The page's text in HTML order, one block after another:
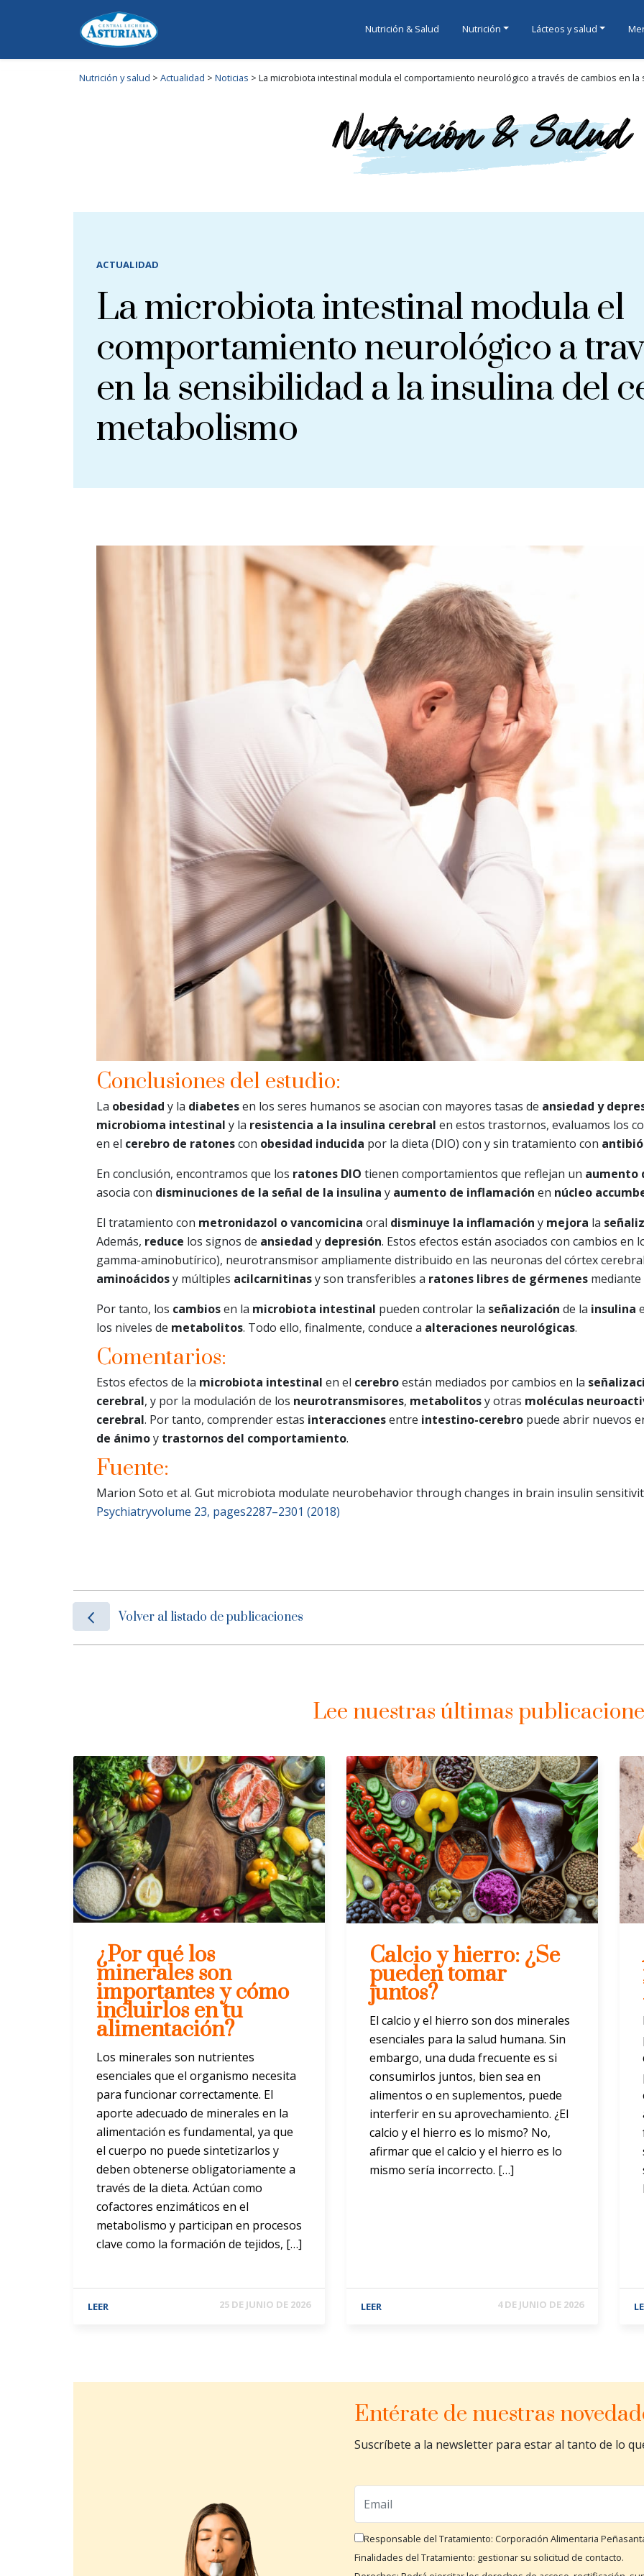
Nutrición & Salud Nutrición Lácteos y salud
Nutrición y salud > Actualidad > Noticias > La microbiota intestinal modula el comportamiento neurológico a través de cambios en
ACTUALIDAD
La microbiota intestinal modula el
comportamiento neurológico a
en la sensibilidad a la insulina del
metabolismo
Conclusiones del estudio:
La obesidad y la diabetesen los seres humanos se asocian con mayores tasas de ansiedad y
microbioma intestinal y la resistencia a la insulina cerebral en estos trastornos, evaluamos los
en el cerebro de ratonescon obesidad inducida por la dieta (DIO) con y sin tratamiento con
En conclusión, encontramos que los ratones DIO tienen comportamientos que reflejan un aumento
asocia con disminuciones de la señal de la insulina y aumento de inflamación en núcleo
El tratamiento con metronidazol o vancomicina oral disminuye la inflamación y mejora la
Además, reduce los signos de ansiedad y depresión. Estos efectos están asociados con cambios en
gamma-aminobutírico), neurotransmisor ampliamente distribuido en las neuronas del córtex
aminoácidosy múltiples acilcarnitinasy son transferibles a ratones libres de gérmenes
Por tanto, los cambiosen la microbiota intestinal pueden controlar la señalización de la insulina
los niveles de metabolitos. Todo ello, finalmente, conduce a alteraciones neurológicas.
Comentarios:
Estos efectos de la microbiota intestinal en el cerebroestán mediados por cambios en la
cerebral, y por la modulación de los neurotransmisores, metabolitosy otras moléculas
cerebral. Por tanto, comprender estas interaccionesentre intestino-cerebro puede abrir nuevos
de ánimoy trastornos del comportamiento.
Fuente:
Marion Soto et al. Gut microbiota modulate neurobehavior through changes in brain insulin
Psychiatryvolume 23, pages2287–2301 (2018)
Volver al listado de publicaciones
Lee nuestras últimas
¿Por qué los
minerales son
importantes y cómo
incluirlos en tu
alimentación?
Los minerales son nutrientes
esenciales que el organismo necesita
para funcionar correctamente. El
aporte adecuado de minerales en la
alimentación es fundamental, ya que
el cuerpo no puede sintetizarlos y
deben obtenerse obligatoriamente a
través de la dieta. Actúan como
cofactores enzimáticos en el
metabolismo y participan en procesos
clave como la formación de tejidos, […]
LEER 25 DE JUNIO DE 2026
Calcio y hierro: ¿Se
pueden tomar
juntos?
El calcio y el hierro son dos minerales
esenciales para la salud humana. Sin
embargo, una duda frecuente es si
consumirlos juntos, bien sea en
alimentos o en suplementos, puede
interferir en su aprovechamiento. ¿El
calcio y el hierro es lo mismo? No,
afirmar que el calcio y el hierro es lo
mismo sería incorrecto. […]
LEER 4 DE JUNIO DE 2026
Entérate de nuestras
Suscríbete a la newsletter para estar al tanto de lo
Responsable del Tratamiento: Corporación Alimentaria Peñasanta
Finalidades del Tratamiento: gestionar su solicitud de contacto.